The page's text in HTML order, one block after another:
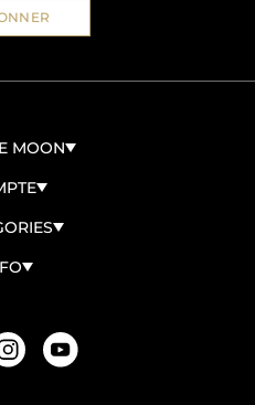
MOON
DE NOUS
UN RETOUR